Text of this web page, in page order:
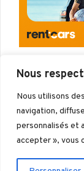
Nous
Nous utilisons
navigation,
personnalisés et
accepter », vous
Mentions